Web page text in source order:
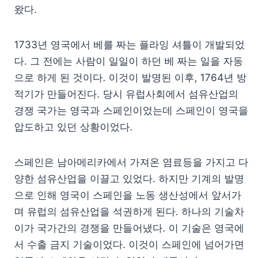
왔다.
1733년 영국에서 베를 짜는 플라잉 셔틀이 개발되었
다. 그 전에는 사람이 일일이 하던 베 짜는 일을 자동
으로 하게 된 것이다. 이것이 발명된 이후, 1764년 방
적기가 만들어진다. 당시 유럽사회에서 섬유산업의
경쟁 국가는 영국과 스페인이었는데 스페인이 영국을
압도하고 있던 상황이었다.
스페인은 남아메리카에서 가져온 염료등을 가지고 다
양한 섬유산업을 이끌고 있었다. 하지만 기계의 발명
으로 인해 영국이 스페인을 노동 생산성에서 앞서가
며 유럽의 섬유산업을 석권하게 된다. 하나의 기술차
이가 국가간의 경쟁을 만들어냈다. 이 기술은 영국에
서 수출 금지 기술이었다. 이것이 스페인에 넘어가면